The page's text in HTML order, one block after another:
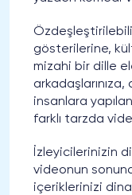
gösterilerine,
mizahi bir dille
insanlara
farklı tarzda
İzleyicilerinizin
videonun
içeriklerinizi